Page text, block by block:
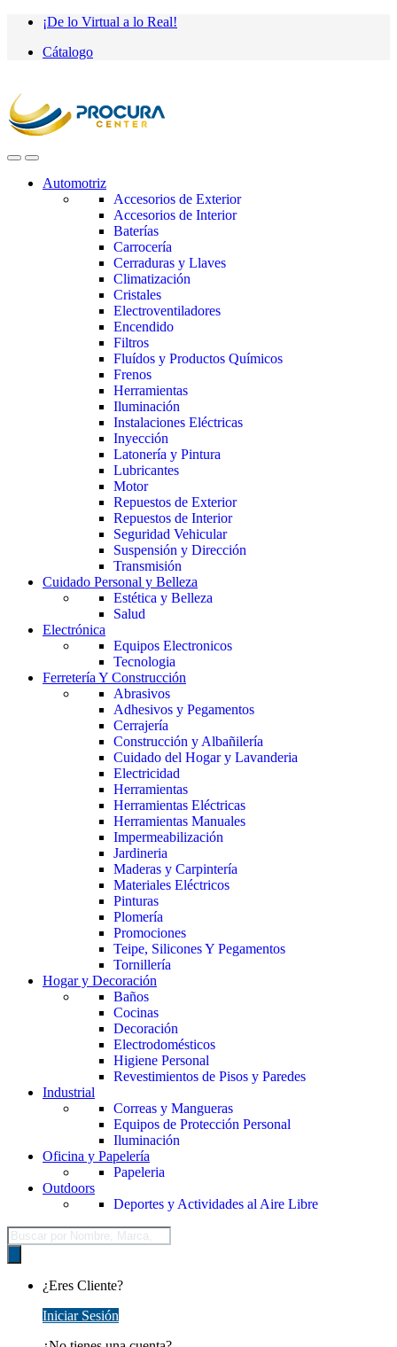
Saltar
navegación
saltar
contenido
¡De lo Virtual a lo Real!
Cátalogo
Automotriz
Accesorios de Exterior
Accesorios de Interior
Baterías
Carrocería
Cerraduras y Llaves
Climatización
Cristales
Electroventiladores
Encendido
Filtros
Fluídos y Productos Químicos
Frenos
Herramientas
Iluminación
Instalaciones Eléctricas
Inyección
Latonería y Pintura
Lubricantes
Motor
Repuestos de Exterior
Repuestos de Interior
Seguridad Vehicular
Suspensión y Dirección
Transmisión
Cuidado Personal y Belleza
Estética y Belleza
Salud
Electrónica
Equipos Electronicos
Tecnologia
Ferretería Y Construcción
Abrasivos
Adhesivos y Pegamentos
Cerrajería
Construcción y Albañilería
Cuidado del Hogar y Lavanderia
Electricidad
Herramientas
Herramientas Eléctricas
Herramientas Manuales
Impermeabilización
Jardineria
Maderas y Carpintería
Materiales Eléctricos
Pinturas
Plomería
Promociones
Teipe, Silicones Y Pegamentos
Tornillería
Hogar y Decoración
Baños
Cocinas
Decoración
Electrodomésticos
Higiene Personal
Revestimientos de Pisos y Paredes
Industrial
Correas y Mangueras
Equipos de Protección Personal
Iluminación
Oficina y Papelería
Papeleria
Outdoors
Deportes y Actividades al Aire Libre
Búsqueda
de
productos
¿Eres Cliente?
Iniciar Sesión